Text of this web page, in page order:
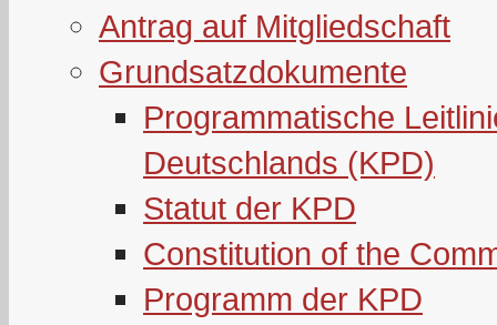
Antrag auf Mitgliedschaft
Grundsatzdokumente
Programmatische
Deutschlands (KPD)
Statut der KPD
Constitution of the
Programm der KPD